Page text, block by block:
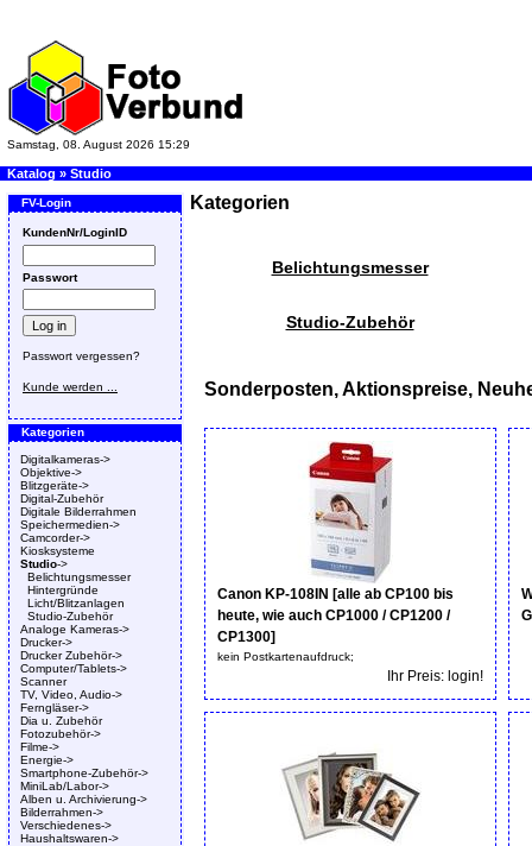
Samstag, 08. August 2026 15:29
Katalog » Studio
FV-Login
KundenNr/LoginID
Passwort
Passwort vergessen?
Kunde werden ...
Kategorien
Digitalkameras->
Objektive->
Blitzgeräte->
Digital-Zubehör
Digitale Bilderrahmen
Speichermedien->
Camcorder->
Kiosksysteme
Studio->
Belichtungsmesser
Hintergründe
Licht/Blitzanlagen
Studio-Zubehör
Analoge Kameras->
Drucker->
Drucker Zubehör->
Computer/Tablets->
Scanner
TV, Video, Audio->
Ferngläser->
Dia u. Zubehör
Fotozubehör->
Filme->
Energie->
Smartphone-Zubehör->
MiniLab/Labor->
Alben u. Archivierung->
Bilderrahmen->
Verschiedenes->
Haushaltswaren->
Kategorien
Belichtungsmesser
Studio-Zubehör
Sonderposten, Aktionspreise,
Canon KP-108IN [alle ab CP100 bis
heute, wie auch CP1000 / CP1200 /
CP1300]
kein Postkartenaufdruck;
Ihr Preis: login!